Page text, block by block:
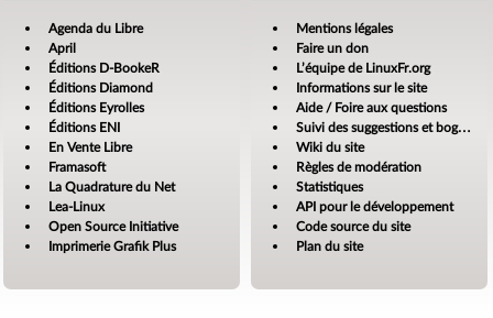
Agenda du Libre
April
Éditions D-BookeR
Éditions Diamond
Éditions Eyrolles
Éditions ENI
En Vente Libre
Framasoft
La Quadrature du Net
Lea-Linux
Open Source Initiative
Imprimerie Grafik Plus
Mentions légales
Faire un don
L’équipe de LinuxFr.org
Informations sur le site
Aide / Foire aux questions
Suivi des suggestions et bogues
Wiki du site
Règles de modération
Statistiques
API pour le développement
Code source du site
Plan du site